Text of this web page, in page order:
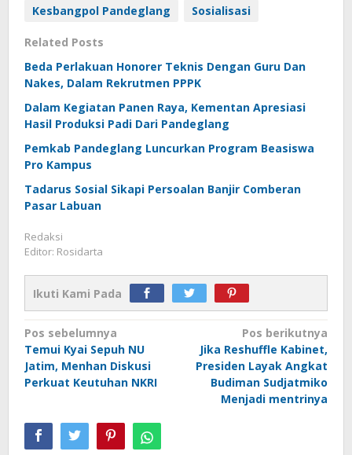
Kesbangpol Pandeglang
Sosialisasi
Related Posts
Beda Perlakuan Honorer Teknis Dengan Guru Dan
Nakes, Dalam Rekrutmen PPPK
Dalam Kegiatan Panen Raya, Kementan Apresiasi
Hasil Produksi Padi Dari Pandeglang
Pemkab Pandeglang Luncurkan Program Beasiswa
Pro Kampus
Tadarus Sosial Sikapi Persoalan Banjir Comberan
Pasar Labuan
Redaksi
Editor: Rosidarta
Ikuti Kami Pada
Navigasi
pos
Pos sebelumnya
Temui Kyai Sepuh NU
Jatim, Menhan Diskusi
Perkuat Keutuhan NKRI
Pos berikutnya
Jika Reshuffle Kabinet,
Presiden Layak Angkat
Budiman Sudjatmiko
Menjadi mentrinya